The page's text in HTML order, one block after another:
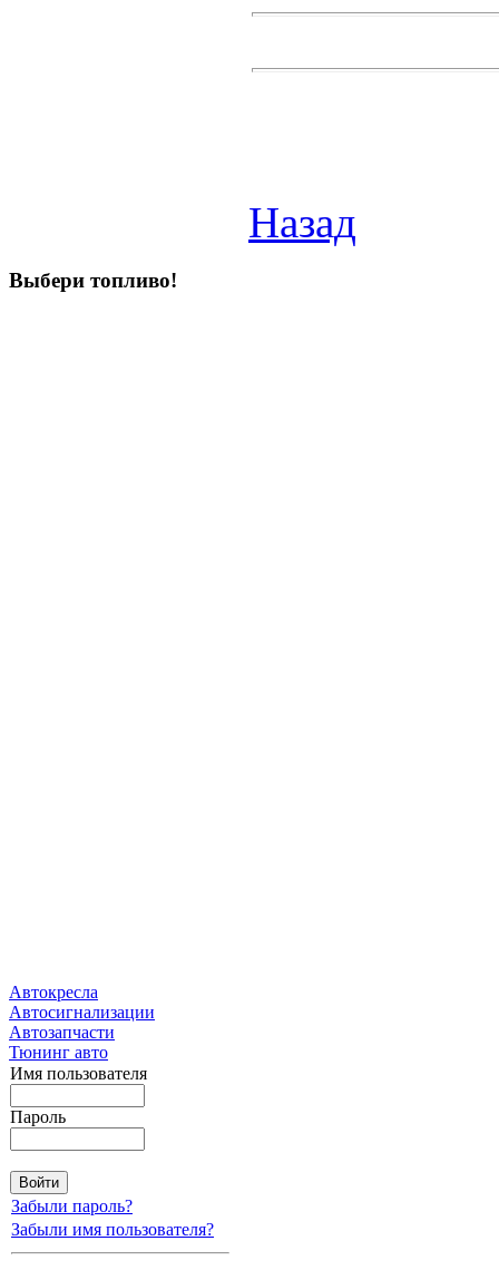
Назад
Выбери топливо!
Автокресла
Автосигнализации
Автозапчасти
Тюнинг авто
Имя пользователя
Пароль
Забыли пароль?
Забыли имя пользователя?